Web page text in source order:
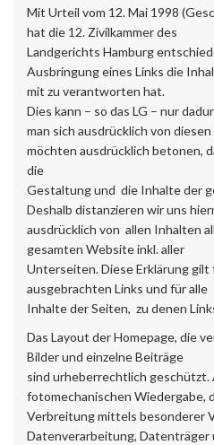
Mit Urteil vom 12. Mai 1998
hat die 12. Zivilkammer des
Landgerichts Hamburg
Ausbringung eines Links die
mit zu verantworten hat.
Dies kann – so das LG – nur
man sich ausdrücklich von
möchten ausdrücklich betonen,
die
Gestaltung und die Inhalte der
Deshalb distanzieren wir uns
ausdrücklich von allen Inhalten
gesamten Website inkl. aller
Unterseiten. Diese Erklärung gilt
ausgebrachten Links und für alle
Inhalte der Seiten, zu denen
Das Layout der Homepage, die
Bilder und einzelne Beiträge
sind urheberrechtlich geschützt.
fotomechanischen Wiedergabe,
Verbreitung mittels besonderer
Datenverarbeitung, Datenträger